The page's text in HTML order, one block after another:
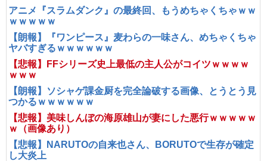
アニメ『スラムダンク』の最終回、もうめちゃくちゃｗｗ
ｗｗｗｗｗ
【朗報】『ワンピース』麦わらの一味さん、めちゃくちゃ
ヤバすぎるｗｗｗｗｗｗ
【悲報】FFシリーズ史上最低の主人公がコイツｗｗｗｗ
ｗｗｗ
【朗報】ソシャゲ課金厨を完全論破する画像、とうとう見
つかるｗｗｗｗｗｗ
【悲報】美味しんぼの海原雄山が妻にした悪行ｗｗｗｗｗ
ｗ（画像あり）
【悲報】NARUTOの自来也さん、BORUTOで生存が確定
し大炎上